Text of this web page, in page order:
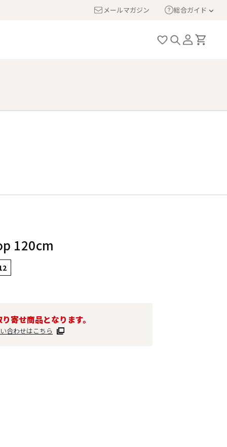
メールマガジン 総合ガイド
120cm
寄せ商品となります。
合わせはこちら